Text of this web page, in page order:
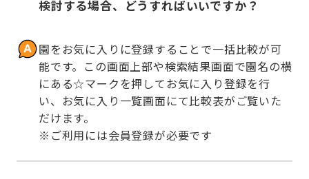
検討する場合、どうすればいいですか？
園をお気に入りに登録することで一括比較が可
能です。この画面上部や検索結果画面で園名の横
にある☆マークを押してお気に入り登録を行
い、お気に入り一覧画面にて比較表がご覧いた
だけます。
※ご利用には会員登録が必要です